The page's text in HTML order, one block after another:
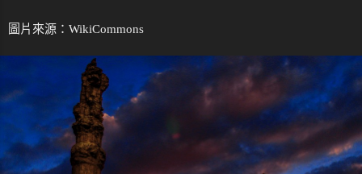
圖片來源： WikiCommons